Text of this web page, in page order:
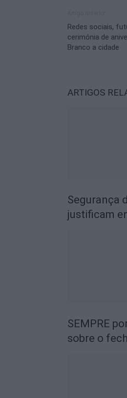
Redes sociais,
cerimónia de
Branco a cidade
ARTIGOS
Segurança
justificam
SEMPRE
sobre o